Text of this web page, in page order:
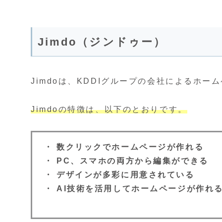
Jimdo（ジンドゥー）
Jimdoは、KDDIグループの会社によるホーム
Jimdoの特徴は、以下のとおりです。
・ 数クリックでホームページが作れる
・ PC、スマホの両方から編集ができる
・ デザインが多彩に用意されている
・ AI技術を活用してホームページが作れる